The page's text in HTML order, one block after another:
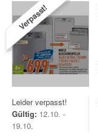
Verpasst!
Leider verpasst!
Gültig: 12.10. -
19.10.